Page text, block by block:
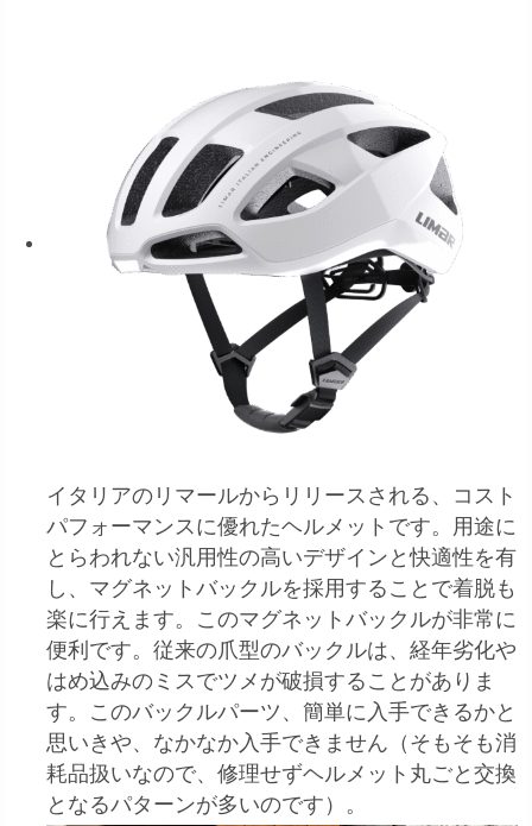
イタリアのリマールからリリースされる、コスト
パフォーマンスに優れたヘルメットです。用途に
とらわれない汎用性の高いデザインと快適性を有
し、マグネットバックルを採用することで着脱も
楽に行えます。このマグネットバックルが非常に
便利です。従来の爪型のバックルは、経年劣化や
はめ込みのミスでツメが破損することがありま
す。このバックルパーツ、簡単に入手できるかと
思いきや、なかなか入手できません（そもそも消
耗品扱いなので、修理せずヘルメット丸ごと交換
となるパターンが多いのです）。